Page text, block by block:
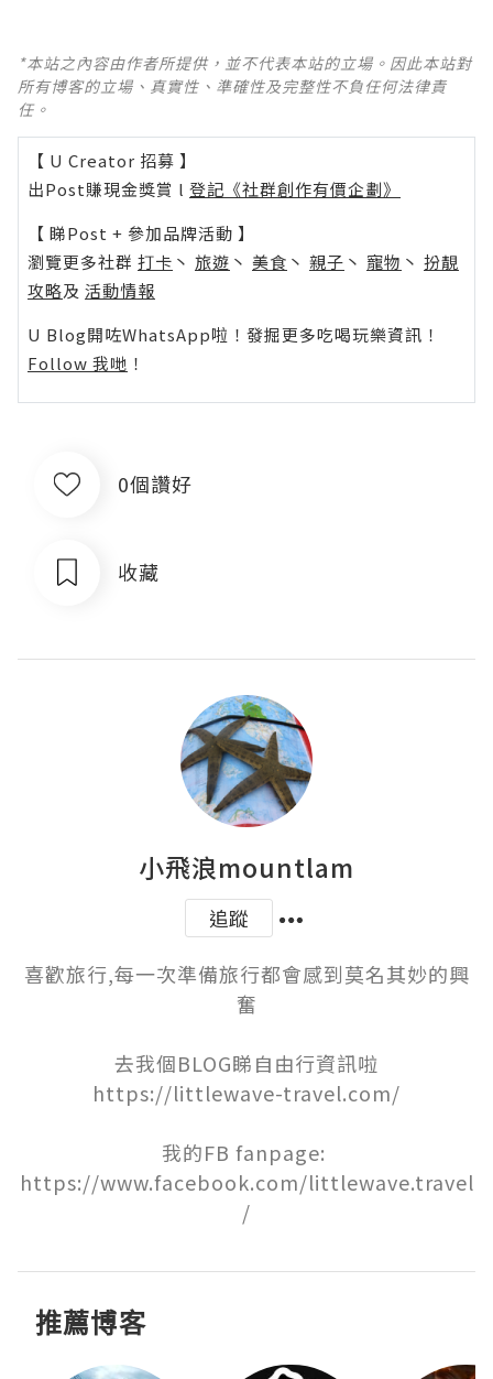
*本站之內容由作者所提供，並不代表本站的立場。因此本站對
所有博客的立場、真實性、準確性及完整性不負任何法律責
任。
【 U Creator 招募 】
出Post賺現金獎賞 l 登記《社群創作有價企劃》
【 睇Post + 參加品牌活動 】
瀏覽更多社群 打卡 丶 旅遊 丶 美食 丶 親子 丶 寵物 丶 扮靚
攻略及 活動情報
U Blog開咗WhatsApp啦！發掘更多吃喝玩樂資訊！
Follow 我哋 ！
0個讚好
收藏
小飛浪mountlam
追蹤
喜歡旅行,每一次準備旅行都會感到莫名其妙的興
奮
去我個BLOG睇自由行資訊啦
https://littlewave-travel.com/
我的FB fanpage:
https://www.facebook.com/littlewave.travel
/
推薦博客